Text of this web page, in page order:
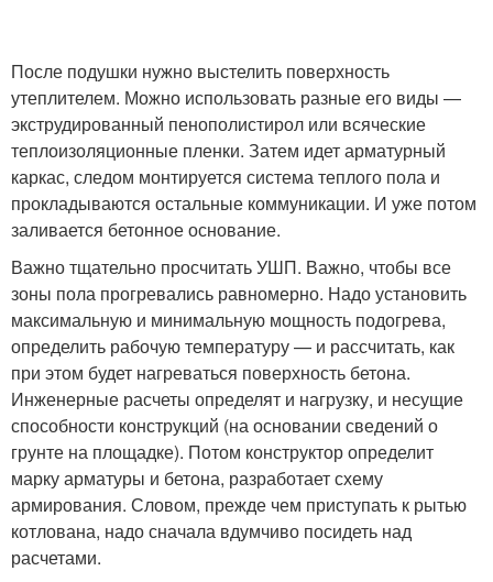
После подушки нужно выстелить поверхность
утеплителем. Можно использовать разные его виды —
экструдированный пенополистирол или всяческие
теплоизоляционные пленки. Затем идет арматурный
каркас, следом монтируется система теплого пола и
прокладываются остальные коммуникации. И уже потом
заливается бетонное основание.
Важно тщательно просчитать УШП. Важно, чтобы все
зоны пола прогревались равномерно. Надо установить
максимальную и минимальную мощность подогрева,
определить рабочую температуру — и рассчитать, как
при этом будет нагреваться поверхность бетона.
Инженерные расчеты определят и нагрузку, и несущие
способности конструкций (на основании сведений о
грунте на площадке). Потом конструктор определит
марку арматуры и бетона, разработает схему
армирования. Словом, прежде чем приступать к рытью
котлована, надо сначала вдумчиво посидеть над
расчетами.